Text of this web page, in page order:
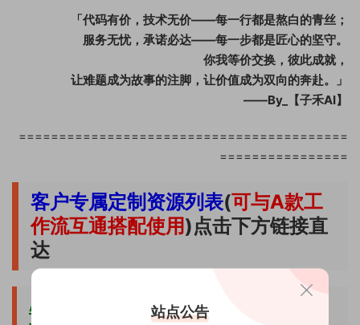
「代码有价，技术无价——每一行都是熬白的青丝；
服务无忧，承诺必达——每一步都是匠心的坚守。
你我等价交换，彼此成就，
让难题成为故事的注脚，让价值成为双向的奔赴。」
——By_【子禾AI】
=========================================
================
客户专属定制资源列表(可与A款工
作流互通搭配使用)点击下方链接直
达
A款-TEMU印花图案+高精度+商品标题
站点公告